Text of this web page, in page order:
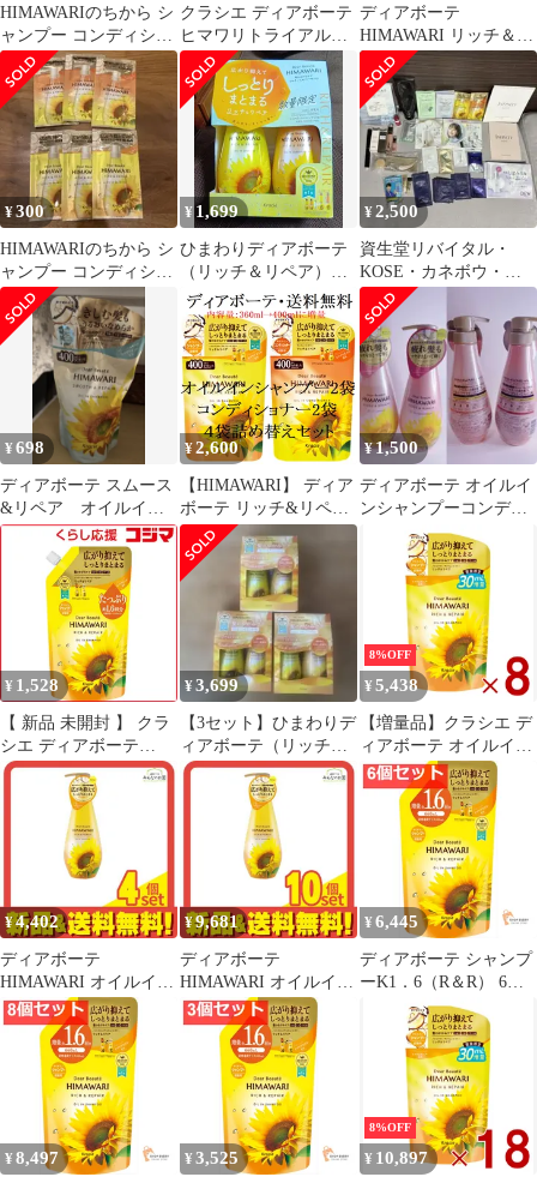
HIMAWARIのちから シ
ャンプー コンディショ
ナー リッチ&リペア
クラシエ ディアボーテ
ヒマワリトライアルセ
ットリッチ＆リペア10g
5個セット
ディアボーテ
HIMAWARI リッチ＆リ
ペア お試しペアセッ
ト 400ml
¥300
HIMAWARIのちから シ
ャンプー コンディショ
ナー リッチ&リペア 3
セット
¥ 1,699
ひまわりディアボーテ
（リッチ＆リペア）シ
ャンプー コンディシ
ョナーセット
¥2,500
資生堂リバイタル・
KOSE・カネボウ・
DIOR化粧品サンプルま
とめ売り
¥698
ディアボーテ スムース
&リペア オイルイン
シャンプー
¥2,600
【HIMAWARI】 ディア
ボーテ リッチ&リペア
オイルインシャンプー2
袋・コンディショナー2
袋 詰め替え用4袋セッ
¥1,500
ディアボーテ オイルイ
ンシャンプーコンディ
ショナー(グロス&リペ
ア)セット
¥ 1,528
【 新品 未開封 】 クラ
シエ ディアボーテ
HIMAWARI(ひまわり)
オイルインシャンプー
(リッチ＆リペア)つめ
かえ用1.6回分 660mL
未使用 送料無料
¥3,699
【3セット】ひまわりデ
ィアボーテ（リッチ＆
リペア）シャンプー
コンディショナー
8%OFF
¥ 5,438
【増量品】クラシエ デ
ィアボーテ オイルイン
シャンプー リッチ&リ
ペア つめかえ用 430ml
ヒマワリ 詰め替え つめ
かえ 8個
¥4,402
ディアボーテ
HIMAWARI オイルイン
シャンプー リッチ&リ
ペア 500mL (ポンプ付
き本体) 4個セット まと
め売り
¥9,681
ディアボーテ
HIMAWARI オイルイン
シャンプー リッチ&リ
ペア 500mL (ポンプ付
き本体) 10個セット ま
とめ売り
¥ 6,445
ディアボーテ シャンプ
ーK1．6（R＆R） 6個
セット まとめ売り
¥ 8,497 ¥ 3,525
8%OFF
¥ 10,897